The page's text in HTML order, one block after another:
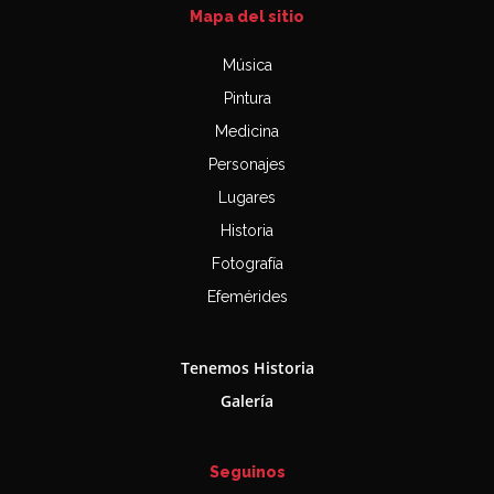
Mapa del sitio
Música
Pintura
Medicina
Personajes
Lugares
Historia
Fotografía
Efemérides
Tenemos Historia
Galería
Seguinos